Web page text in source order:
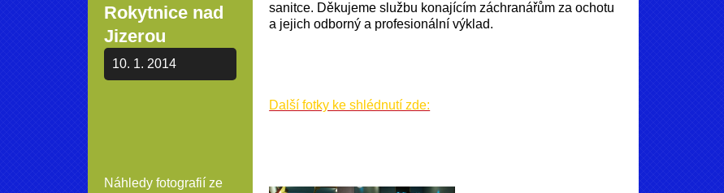
Rokytnice nad
Jizerou
10. 1. 2014
sanitce. Děkujeme službu konajícím záchranářům za ochotu
a jejich odborný a profesionální výklad.
Další fotky ke shlédnutí zde:
Náhledy fotografií ze